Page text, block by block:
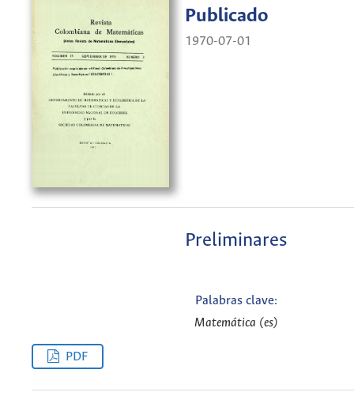
Publicado
1970-07-01
Preliminares
Palabras clave:
Matemática (es)
PDF